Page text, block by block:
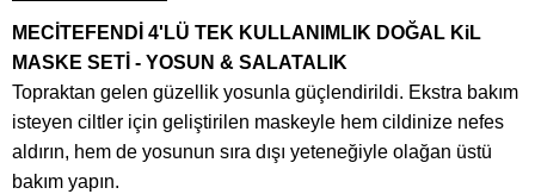
MECİTEFENDİ 4'LÜ TEK KULLANIMLIK DOĞAL KiL
MASKE SETİ - YOSUN & SALATALIK
Topraktan gelen güzellik yosunla güçlendirildi. Ekstra bakım
isteyen ciltler için geliştirilen maskeyle hem cildinize nefes
aldırın, hem de yosunun sıra dışı yeteneğiyle olağan üstü
bakım yapın.